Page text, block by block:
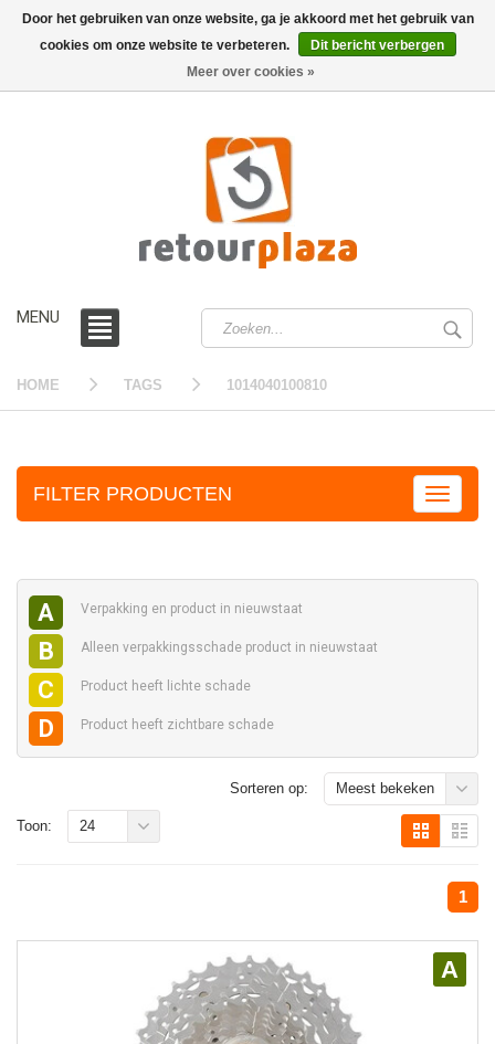
MENU
HOME TAGS 1014040100810
FILTER PRODUCTEN
A Verpakking en product in nieuwstaat
B Alleen verpakkingsschade product in nieuwstaat
C Product heeft lichte schade
D Product heeft zichtbare schade
Sorteren op: Meest bekeken
1
Toon: 24
A
Door het gebruiken van onze website, ga je akkoord met het gebruik van
cookies om onze website te verbeteren.
Dit bericht verbergen
Meer over cookies »